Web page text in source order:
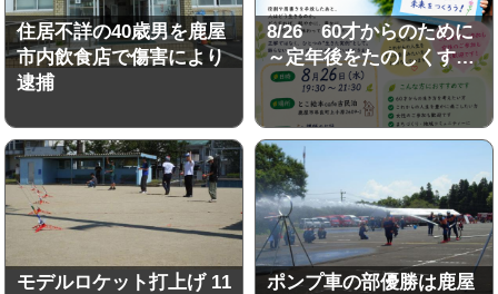
住居不詳の40歳男を鹿屋
市内飲食店で傷害により
逮捕
8/26 60才からのために
～定年後をたのしくす…
モデルロケット打上げ 11
ポンプ車の部優勝は鹿屋